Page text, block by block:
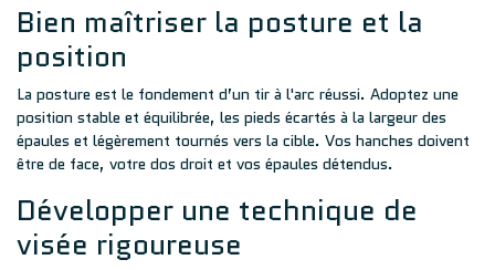
Bien maîtriser la posture et la
position
La posture est le fondement d’un tir à l'arc réussi. Adoptez une
position stable et équilibrée, les pieds écartés à la largeur des
épaules et légèrement tournés vers la cible. Vos hanches doivent
être de face, votre dos droit et vos épaules détendus.
Développer une technique de
visée rigoureuse